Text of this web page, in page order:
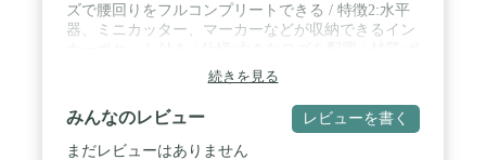
ズで腰回りをフルコンプリートできる / 特徴2:水平
器、ミニカッター、マーカーなどが収納できるイン
続きを見る
みんなのレビュー レビューを書く
まだレビューはありません